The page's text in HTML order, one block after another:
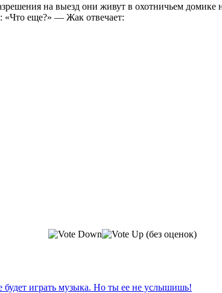
на выезд они живут в охотничьем
«Что еще?» — Жак отвечает:
(без оценок)
играть музыка. Но ты ее не услышишь!